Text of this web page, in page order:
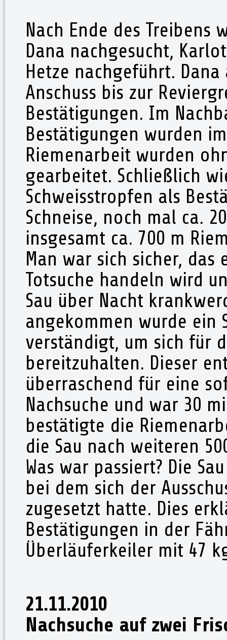
Nach Ende des Treibens
Dana nachgesucht,
Hetze nachgeführt.
Anschuss bis zur
Bestätigungen. Im
Bestätigungen wurden
Riemenarbeit wurden
gearbeitet. Schließlich
Schweisstropfen als
Schneise, noch mal ca.
insgesamt ca. 700 m
Man war sich sicher,
Totsuche handeln wird
Sau über Nacht
angekommen wurde ein
verständigt, um sich für
bereitzuhalten. Dieser
überraschend für eine
Nachsuche und war 30
bestätigte die
die Sau nach weiteren
Was war passiert? Die
bei dem sich der
zugesetzt hatte. Dies
Bestätigungen in der
Überläuferkeiler mit 47
21.11.2010
Nachsuche auf zwei